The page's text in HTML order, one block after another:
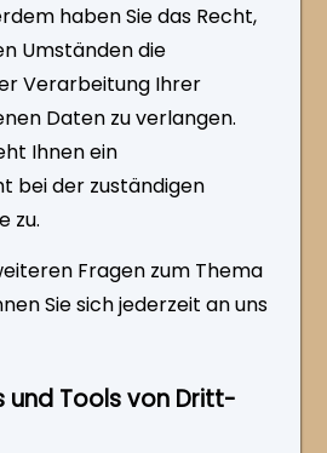
haben Sie das Recht,
Umständen die
Verarbeitung Ihrer
Daten zu verlangen.
Ihnen ein
bei der zuständigen
zu.
Fragen zum Thema
Sie sich jederzeit an uns
und Tools von Dritt­